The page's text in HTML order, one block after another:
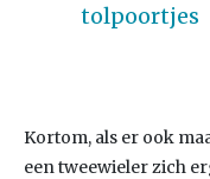
tolpoortjes
Kortom, als er ook
een tweewieler zich